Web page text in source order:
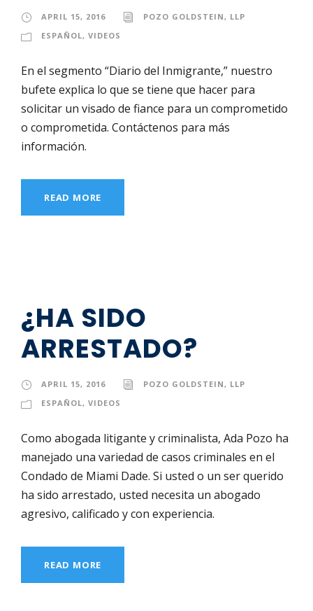
APRIL 15, 2016
POZO GOLDSTEIN, LLP
ESPAÑOL, VIDEOS
En el segmento “Diario del Inmigrante,” nuestro
bufete explica lo que se tiene que hacer para
solicitar un visado de fiance para un comprometido
o comprometida. Contáctenos para más
información.
READ MORE
¿HA SIDO
ARRESTADO?
APRIL 15, 2016
POZO GOLDSTEIN, LLP
ESPAÑOL, VIDEOS
Como abogada litigante y criminalista, Ada Pozo ha
manejado una variedad de casos criminales en el
Condado de Miami Dade. Si usted o un ser querido
ha sido arrestado, usted necesita un abogado
agresivo, calificado y con experiencia.
READ MORE